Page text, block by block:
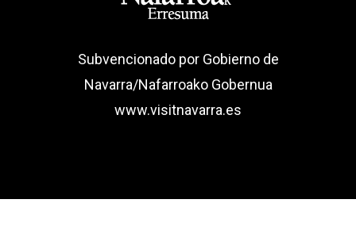
Subvencionado por Gobierno de
Navarra/Nafarroako Gobernua
www.visitnavarra.es